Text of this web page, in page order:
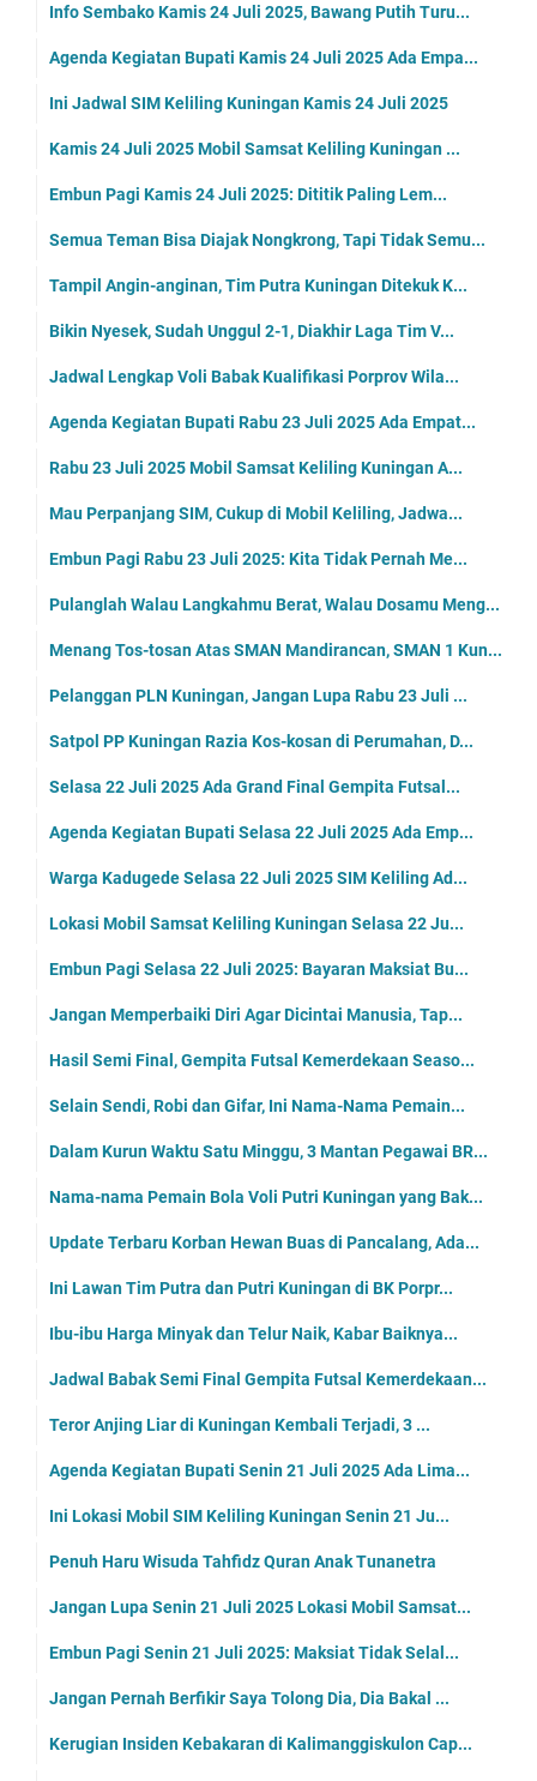
Info Sembako Kamis 24 Juli 2025, Bawang Putih Turu...
Agenda Kegiatan Bupati Kamis 24 Juli 2025 Ada Empa...
Ini Jadwal SIM Keliling Kuningan Kamis 24 Juli 2025
Kamis 24 Juli 2025 Mobil Samsat Keliling Kuningan ...
Embun Pagi Kamis 24 Juli 2025: Dititik Paling Lem...
Semua Teman Bisa Diajak Nongkrong, Tapi Tidak Semu...
Tampil Angin-anginan, Tim Putra Kuningan Ditekuk K...
Bikin Nyesek, Sudah Unggul 2-1, Diakhir Laga Tim V...
Jadwal Lengkap Voli Babak Kualifikasi Porprov Wila...
Agenda Kegiatan Bupati Rabu 23 Juli 2025 Ada Empat...
Rabu 23 Juli 2025 Mobil Samsat Keliling Kuningan A...
Mau Perpanjang SIM, Cukup di Mobil Keliling, Jadwa...
Embun Pagi Rabu 23 Juli 2025: Kita Tidak Pernah Me...
Pulanglah Walau Langkahmu Berat, Walau Dosamu Meng...
Menang Tos-tosan Atas SMAN Mandirancan, SMAN 1 Kun...
Pelanggan PLN Kuningan, Jangan Lupa Rabu 23 Juli ...
Satpol PP Kuningan Razia Kos-kosan di Perumahan, D...
Selasa 22 Juli 2025 Ada Grand Final Gempita Futsal...
Agenda Kegiatan Bupati Selasa 22 Juli 2025 Ada Emp...
Warga Kadugede Selasa 22 Juli 2025 SIM Keliling Ad...
Lokasi Mobil Samsat Keliling Kuningan Selasa 22 Ju...
Embun Pagi Selasa 22 Juli 2025: Bayaran Maksiat Bu...
Jangan Memperbaiki Diri Agar Dicintai Manusia, Tap...
Hasil Semi Final, Gempita Futsal Kemerdekaan Seaso...
Selain Sendi, Robi dan Gifar, Ini Nama-Nama Pemain...
Dalam Kurun Waktu Satu Minggu, 3 Mantan Pegawai BR...
Nama-nama Pemain Bola Voli Putri Kuningan yang Bak...
Update Terbaru Korban Hewan Buas di Pancalang, Ada...
Ini Lawan Tim Putra dan Putri Kuningan di BK Porpr...
Ibu-ibu Harga Minyak dan Telur Naik, Kabar Baiknya...
Jadwal Babak Semi Final Gempita Futsal Kemerdekaan...
Teror Anjing Liar di Kuningan Kembali Terjadi, 3 ...
Agenda Kegiatan Bupati Senin 21 Juli 2025 Ada Lima...
Ini Lokasi Mobil SIM Keliling Kuningan Senin 21 Ju...
Penuh Haru Wisuda Tahfidz Quran Anak Tunanetra
Jangan Lupa Senin 21 Juli 2025 Lokasi Mobil Samsat...
Embun Pagi Senin 21 Juli 2025: Maksiat Tidak Selal...
Jangan Pernah Berfikir Saya Tolong Dia, Dia Bakal ...
Kerugian Insiden Kebakaran di Kalimanggiskulon Cap...